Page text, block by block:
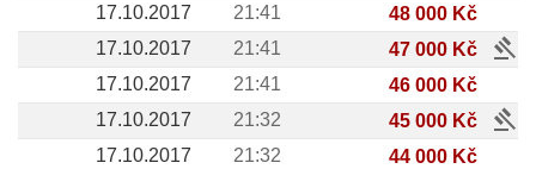
17.10.2017 21:41
48 000 Kč
17.10.2017
21:41 47 000 Kč gavel
17.10.2017 21:41
46 000 Kč
17.10.2017
21:32 45 000 Kč gavel
17.10.2017 21:32 44 000 Kč